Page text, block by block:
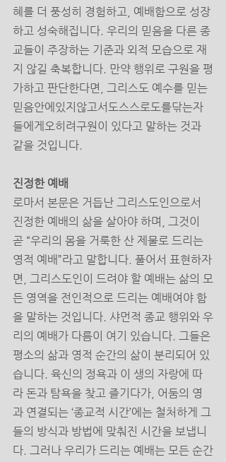
혜를 더 풍성히 경험하고, 예배함으로 성장
하고 성숙해집니다. 우리의 믿음을 다른 종
교들이 주장하는 기준과 외적 모습으로 재
지 않길 축복합니다. 만약 행위로 구원을 평
가하고 판단한다면, 그리스도 예수를 믿는
믿음안에있지않고서도스스로도를닦는자
들에게오히려구원이 있다고 말하는 것과
같을 것입니다.
진정한 예배
로마서 본문은 거듭난 그리스도인으로서
진정한 예배의 삶을 살아야 하며, 그것이
곧 “우리의 몸을 거룩한 산 제물로 드리는
영적 예배”라고 말합니다. 풀어서 표현하자
면, 그리스도인이 드려야 할 예배는 삶의 모
든 영역을 전인적으로 드리는 예배여야 함
을 말하는 것입니다. 샤먼적 종교 행위와 우
리의 예배가 다름이 여기 있습니다. 그들은
평소의 삶과 영적 순간의 삶이 분리되어 있
습니다. 육신의 정욕과 이 생의 자랑에 따
라 돈과 탐욕을 찾고 즐기다가, 어둠의 영
과 연결되는 ‘종교적 시간’에는 철처하게 그
들의 방식과 방법에 맞춰진 시간을 보냅니
다. 그러나 우리가 드리는 예배는 모든 순간